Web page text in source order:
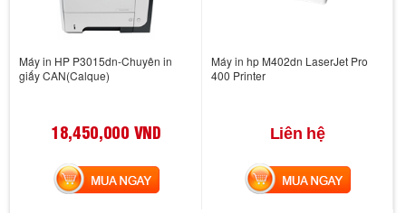
Máy in HP P3015dn-Chuyên in
giấy CAN(Calque)
18,450,000 VND
MUA NGAY
Máy in hp M402dn LaserJet Pro
400 Printer
Liên hệ
MUA NGAY